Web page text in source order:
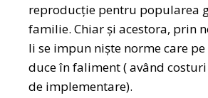
reproducție pentru popularea
familie. Chiar și acestora, prin
li se impun niște norme care
duce în faliment ( având
de implementare).